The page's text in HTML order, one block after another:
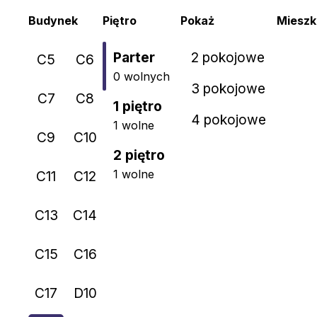
Budynek
C5 C6
C7 C8
C9 C10
C11 C12
C13 C14
C15 C16
C17 D10
Piętro
Parter
0 wolnych
1 piętro
1 wolne
2 piętro
1 wolne
Pokaż
2 pokojowe
3 pokojowe
4 pokojowe